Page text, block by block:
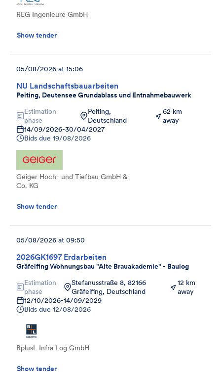
REG Ingenieure GmbH
Show tender
NU Landschaftsbauarbeiten
Peiting, Deutensee Grundablass und Entnahmebauwerk
05/08/2026 at 15:06
Estimation
phase
Peiting,
Deutschland
62 km
away
14/09/2026-30/04/2027
Bids due 19/08/2026
Geiger Hoch- und Tiefbau GmbH &
Co. KG
Show tender
2026GK1697 Erdarbeiten
Gräfelfing Wohnungsbau "Alte Brauakademie" - Baulog
05/08/2026 at 09:50
Estimation
phase
Stefanusstraße 8, 82166
Gräfelfing, Deutschland
12 km
away
12/10/2026-14/09/2029
Bids due 12/08/2026
BplusL Infra Log GmbH
Show tender